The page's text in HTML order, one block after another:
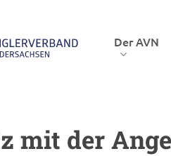
Der AVN
mit der